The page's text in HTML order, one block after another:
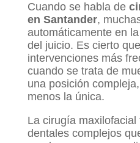
Cuando se habla de
en Santander,
automáticamente en
del juicio. Es cierto
intervenciones más
cuando se trata de
una posición
menos la única.
La cirugía
dentales complejos